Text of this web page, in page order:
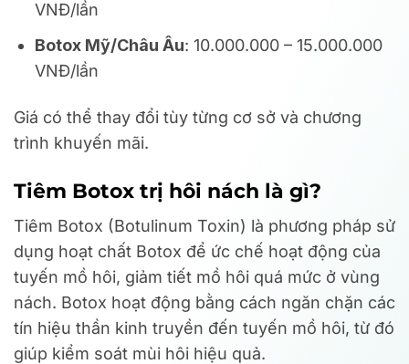
VNĐ/lần
Botox Mỹ/Châu Âu: 10.000.000 – 15.000.000
VNĐ/lần
Giá có thể thay đổi tùy từng cơ sở và chương
trình khuyến mãi.
Tiêm Botox trị hôi nách là gì?
Tiêm Botox (Botulinum Toxin) là phương pháp sử
dụng hoạt chất Botox để ức chế hoạt động của
tuyến mồ hôi, giảm tiết mồ hôi quá mức ở vùng
nách. Botox hoạt động bằng cách ngăn chặn các
tín hiệu thần kinh truyền đến tuyến mồ hôi, từ đó
giúp kiểm soát mùi hôi hiệu quả.